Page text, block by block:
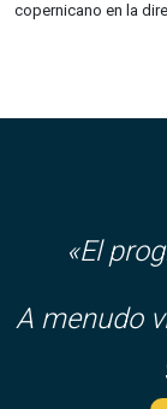
copernicano en la
«El
A menudo